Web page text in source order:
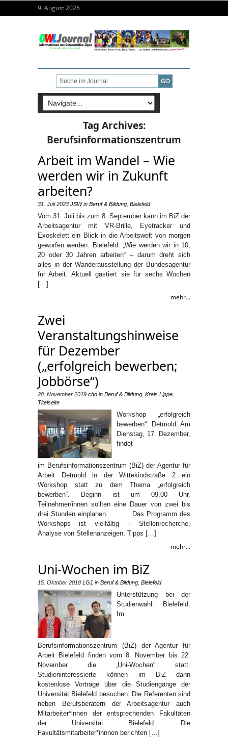
9. August 2026
Tag Archives:
Berufsinformationszentrum
Arbeit im Wandel – Wie
werden wir in Zukunft
arbeiten?
31. Juli 2023 JSWin Beruf & Bildung Bielefeld
Vom 31. Juli bis zum 8. September kann im BiZ der
Arbeitsagentur mit VR-Brille, Eyetracker und
Exoskelett ein Blick in die Arbeitswelt von morgen
geworfen werden. Bielefeld. „Wie werden wir in 10,
20 oder 30 Jahren arbeiten“ – darum dreht sich
alles in der Wanderausstellung der Bundesagentur
für Arbeit. Aktuell gastiert sie für sechs Wochen
[…]
mehr...
Zwei
Veranstaltungshinweise
für Dezember
(„erfolgreich bewerben;
Jobbörse“)
28. November 2019 cho in Beruf & Bildung Kreis Lippe
Titelseite
Workshop „erfolgreich
bewerben“: Detmold. Am
Dienstag, 17. Dezember,
findet
im Berufsinformationszentrum (BiZ) der Agentur für
Arbeit Detmold in der Wittekindstraße 2 ein
Workshop statt zu dem Thema „erfolgreich
bewerben“. Beginn ist um 09.00 Uhr.
Teilnehmer/innen sollten eine Dauer von zwei bis
drei Stunden einplanen. Das Programm des
Workshops ist vielfältig – Stellenrecherche,
Analyse von Stellenanzeigen, Tipps […]
mehr...
Uni-Wochen im BiZ
15. Oktober 2018 LG1 in Beruf & Bildung Bielefeld
Unterstützung bei der
Studienwahl: Bielefeld.
Im
Berufsinformationszentrum (BiZ) der Agentur für
Arbeit Bielefeld finden vom 8. November bis 22.
November die „Uni-Wochen“ statt.
Studieninteressierte können im BiZ dann
kostenlose Vorträge über die Studiengänge der
Universität Bielefeld besuchen. Die Referenten sind
neben Berufsberatern der Arbeitsagentur auch
Mitarbeiter*innen der entsprechenden Fakultäten
der Universität Bielefeld. Die
Fakultätsmitarbeiter*innnen berichten […]